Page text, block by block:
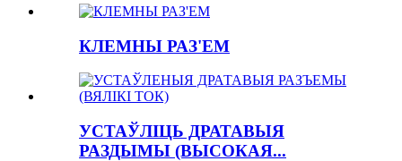
КЛЕМНЫ РАЗ'ЕМ
УСТАЎЛІЦЬ ДРАТАВЫЯ
РАЗДЫМЫ (ВЫСОКАЯ...